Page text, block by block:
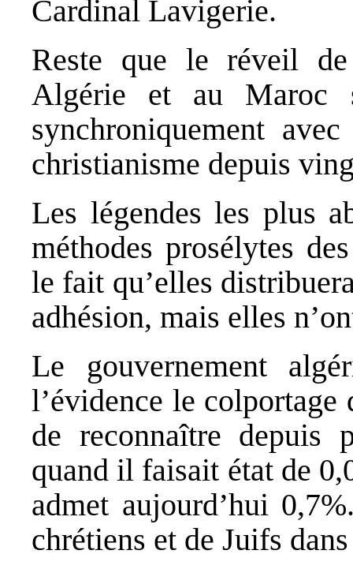
Cardinal Lavigerie.
Reste que le réveil
Algérie et au Maroc
synchroniquement
christianisme depuis
Les légendes les plus
méthodes prosélytes
le fait qu’elles
adhésion, mais elles
Le gouvernement
l’évidence le colportage
de reconnaître depuis
quand il faisait état de
admet aujourd’hui
chrétiens et de Juifs